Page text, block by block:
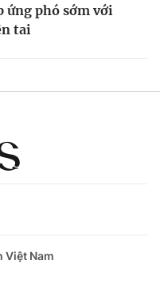
ứng phó sớm với
tai
Việt Nam